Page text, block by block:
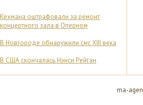
Кехмана оштрафовали за ремонт
концертного зала в Оперном
В Новгороде обнаружили смс XIII века
В США скончалась Нэнси Рейган
ma-